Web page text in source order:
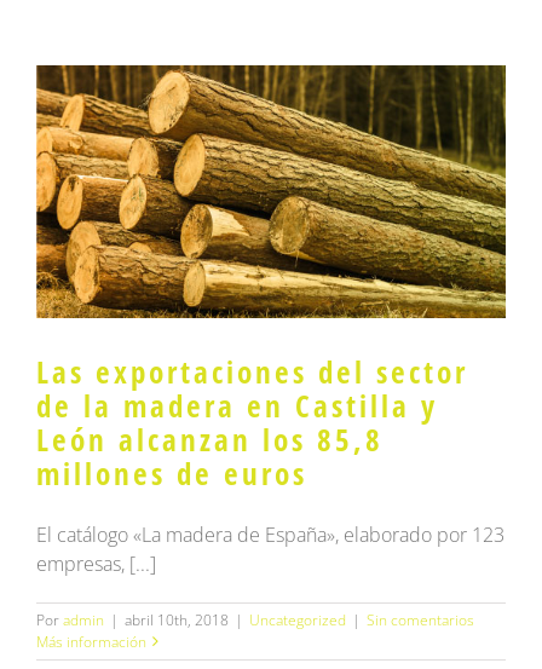
Las exportaciones del sector
de la madera en Castilla y
León alcanzan los 85,8
millones de euros
El catálogo «La madera de España», elaborado por 123
empresas, [...]
Poradmin | abril 10th, 2018 | Uncategorized | Sin comentarios
Más información